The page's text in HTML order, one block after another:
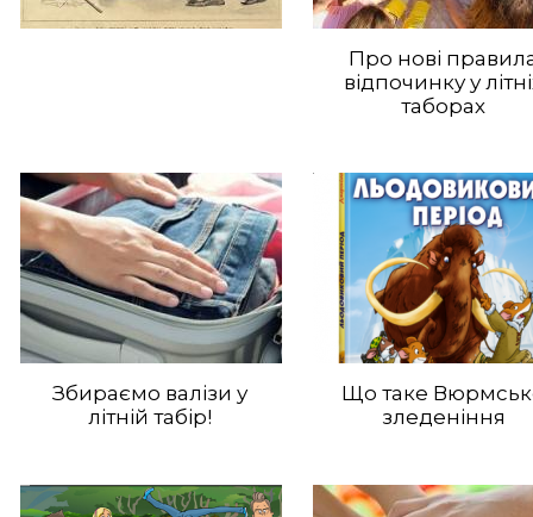
Про нові
відпочинку у
таборах
Збираємо валізи у
літній табір!
Що таке
зледеніння